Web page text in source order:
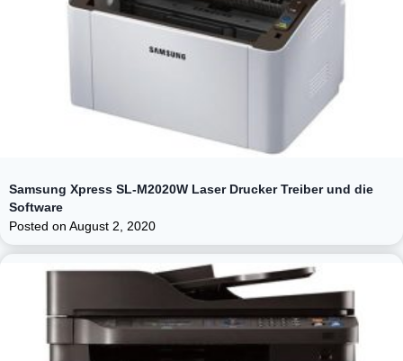
Samsung Xpress SL-M2020W Laser Drucker Treiber und die
Software
Posted on August 2, 2020